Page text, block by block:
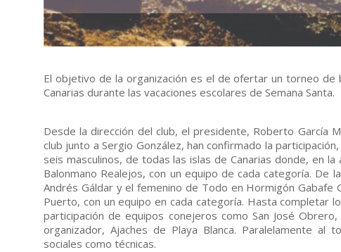
El objetivo de la organización es el de ofertar un torneo
Canarias durante las vacaciones escolares de Semana Santa.
Desde la dirección del club, el presidente, Roberto García
club junto a Sergio González, han confirmado la
seis masculinos, de todas las islas de Canarias donde, en
Balonmano Realejos, con un equipo de cada categoría. De
Andrés Gáldar y el femenino de Todo en Hormigón Gabafe
Puerto, con un equipo en cada categoría. Hasta completar
participación de equipos conejeros como San José
organizador, Ajaches de Playa Blanca. Paralelamente
sociales como técnicas.